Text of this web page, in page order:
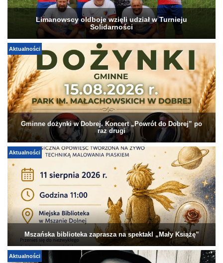
Limanowscy oldboje wzięli udział w Turnieju
Solidarności
Aktualności
Gminne dożynki w Dobrej. Koncert „Powrót do Dobrej” po
raz drugi
Aktualności
Mszańska biblioteka zaprasza na spektakl „Mały Książę”
Aktualności